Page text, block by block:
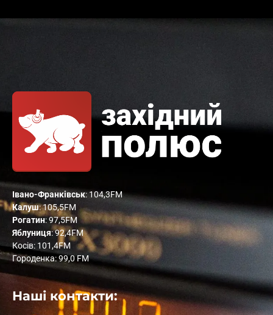
Івано-Франківськ: 104,3FM
Калуш: 105,5FM
Рогатин: 97,5FM
Яблуниця: 92,4FM
Косів: 101,4FM
Городенка: 99,0 FM
Наші контакти: